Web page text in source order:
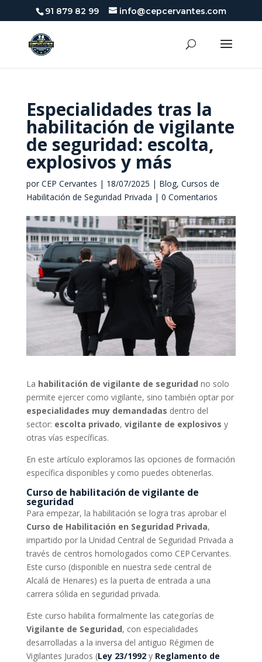
91 879 82 99 info@cepcervantes.com
Especialidades tras la
habilitación de vigilante
de seguridad: escolta,
explosivos y más
por CEP Cervantes | 18/07/2025 | Blog, Cursos de
Habilitación de Seguridad Privada | 0 Comentarios
La habilitación de vigilante de seguridad no solo
permite ejercer como vigilante, sino también optar por
especialidades muy demandadas dentro del
sector: escolta privado, vigilante de explosivos y
otras vías específicas.
En este artículo exploramos las opciones de formación
específica disponibles y como puedes obtenerlas.
Curso de habilitación de vigilante de
seguridad
Para empezar, la habilitación se logra tras aprobar el
Curso de Habilitación en Seguridad Privada,
impartido por la Unidad Central de Seguridad Privada a
través de centros homologados como CEP Cervantes.
Este curso (disponible en nuestra sede central de
Alcalá de Henares) es la puerta de entrada a una
carrera sólida en seguridad privada.
Este curso habilita formalmente las categorías de
Vigilante de Seguridad, con especialidades
desarrolladas a la inversa del antiguo Régimen de
Vigilantes Jurados (Ley 23/1992y Reglamento de